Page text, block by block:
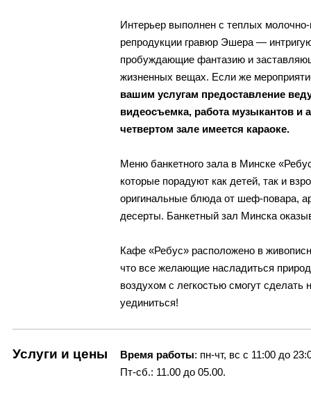
Интерьер выполнен с теплых
репродукции гравюр Эшера —
пробуждающие фантазию и
жизненных вещах. Если же
вашим услугам предоставление
видеосъемка, работа музыкантов и
четвертом зале имеется караоке.
Меню банкетного зала в Минске
которые порадуют как детей, так и
оригинальные блюда от шеф-повара,
десерты. Банкетный зал Минска
Кафе «Ребус» расположено в
что все желающие насладиться
воздухом с легкостью смогут
уединиться!
Услуги и цены Время работы: пн-чт, вс с 11:00 до
Пт-сб.: 11.00 до 05.00.